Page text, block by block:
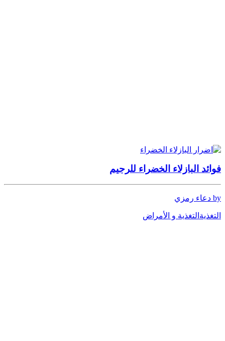
فوائد البازلاء الخضراء للرجيم
by دعاء رمزي
التغذية التغذية و الأمراض